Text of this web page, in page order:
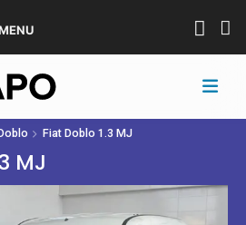
Fiat Doblo 1.3 MJ
MJ